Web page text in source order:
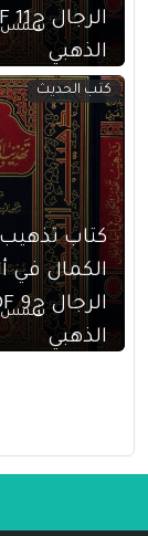
الذهبي
شمس
كتب الحديث
كتاب
الكمال في
الذهبي
شمس